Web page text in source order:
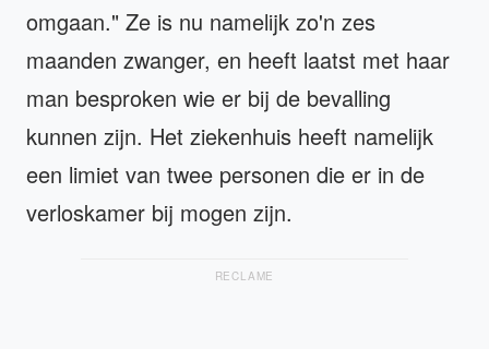
omgaan." Ze is nu namelijk zo'n zes
maanden zwanger, en heeft laatst met haar
man besproken wie er bij de bevalling
kunnen zijn. Het ziekenhuis heeft namelijk
een limiet van twee personen die er in de
verloskamer bij mogen zijn.
RECLAME